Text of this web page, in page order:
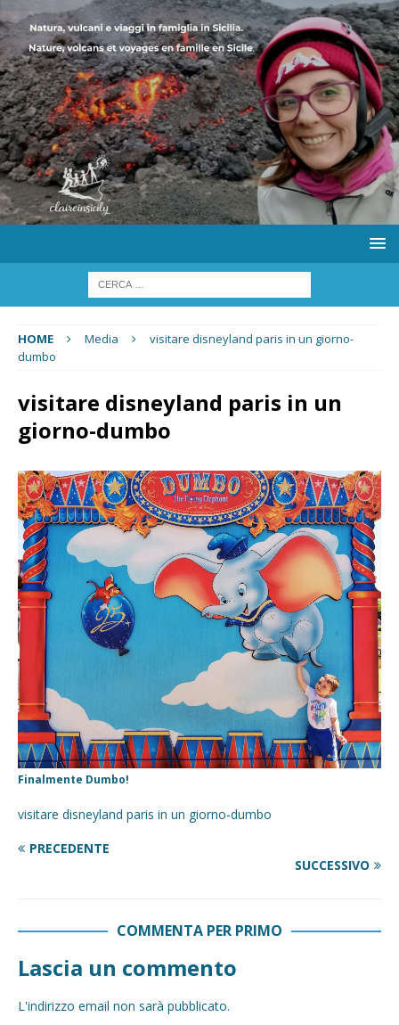
HOME Media
visitare disneyland paris in un giorno-
dumbo
visitare disneyland paris in un
giorno-dumbo
Finalmente Dumbo!
visitare disneyland paris in un giorno-dumbo
PRECEDENTE
SUCCESSIVO
COMMENTA PER PRIMO
Lascia un commento
L'indirizzo email non sarà pubblicato.